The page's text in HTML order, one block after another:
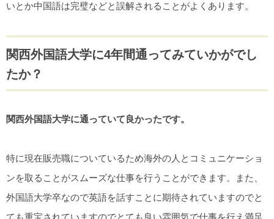
いとか中国語は完璧などと誤解されることがよくあります。
関西外国語大学に4年間通ってみていかがでし
たか？
関西外国語大学に通っていて良かったです。
特に現在販売職についているため海外の人とコミュニケーショ
ンを取ることがスムーズな仕事を行うことができます。また、
外国語大学卒なので英語を話すことに期待されていますのでと